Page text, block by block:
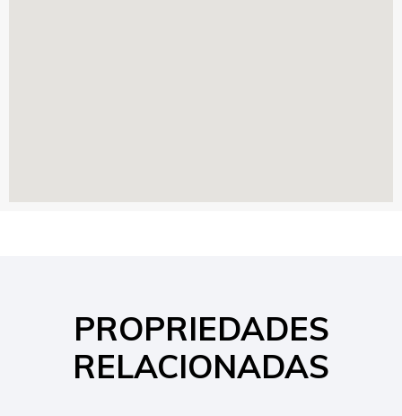
PROPRIEDADES
RELACIONADAS